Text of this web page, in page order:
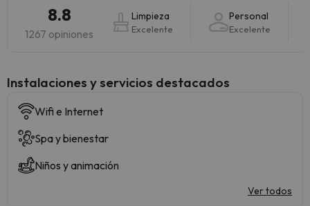
8.8
1267 opiniones
Limpieza
Excelente
Personal
Excelente
Instalaciones y servicios destacados
Wifi e Internet
Spa y bienestar
Niños y animación
Ver todos